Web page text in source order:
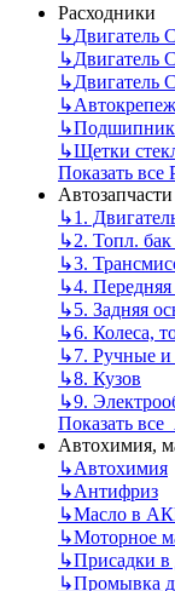
Расходники
↳Двигатель
↳Двигатель
↳Двигатель
↳
↳
↳Щетки
Показать все
↳1.
↳2. Топл.
↳3.
↳4. Передняя
↳5. Задняя
↳6. Колеса,
↳7. Ручные
↳8. Кузов
↳9.
Показать все
Автохимия,
↳Автохимия
↳Антифриз
↳Масло в
↳Моторное
↳Присадки в
↳Промывка